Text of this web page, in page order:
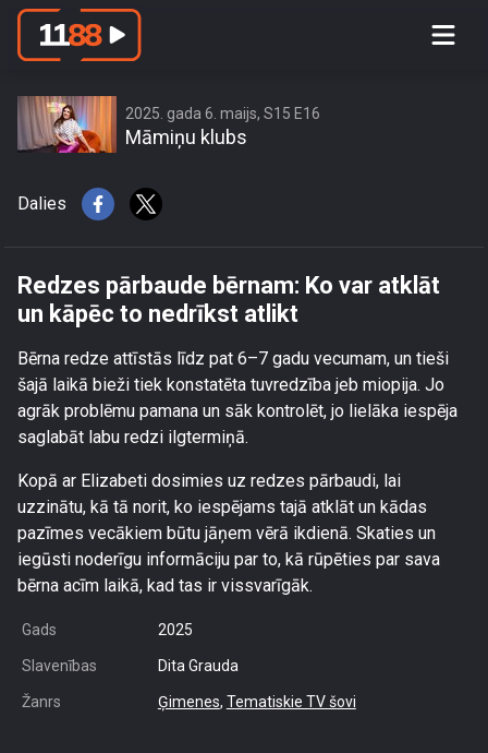
Redzes pārbaude bērnam: Ko var
2025. gada 6. maijs, S15 E16
Māmiņu klubs
Dalies
Redzes pārbaude bērnam: Ko var atklāt
un kāpēc to nedrīkst atlikt
Bērna redze attīstās līdz pat 6–7 gadu vecumam, un tieši
šajā laikā bieži tiek konstatēta tuvredzība jeb miopija. Jo
agrāk problēmu pamana un sāk kontrolēt, jo lielāka iespēja
saglabāt labu redzi ilgtermiņā.
Kopā ar Elizabeti dosimies uz redzes pārbaudi, lai
uzzinātu, kā tā norit, ko iespējams tajā atklāt un kādas
pazīmes vecākiem būtu jāņem vērā ikdienā. Skaties un
iegūsti noderīgu informāciju par to, kā rūpēties par sava
bērna acīm laikā, kad tas ir vissvarīgāk.
Gads 2025
Slavenības Dita Grauda
Žanrs Ģimenes, Tematiskie TV šovi